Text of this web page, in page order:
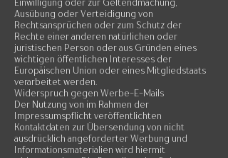
Ausübung oder Verteidigung von
Rechtsansprüchen oder zum Schutz der
Rechte einer anderen natürlichen oder
juristischen Person oder aus Gründen eines
wichtigen öffentlichen Interesses der
Europäischen Union oder eines Mitgliedstaats
verarbeitet werden.
Widerspruch gegen Werbe-E-Mails
Der Nutzung von im Rahmen der
Impressumspflicht veröffentlichten
Kontaktdaten zur Übersendung von nicht
ausdrücklich angeforderter Werbung und
Informationsmaterialien wird hiermit